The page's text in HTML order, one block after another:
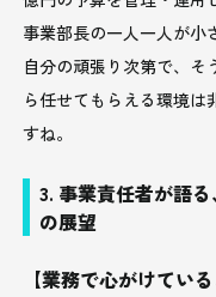
事業部長の一人一人が小
自分の頑張り次第で、
ら任せてもらえる環境は
すね。
3. 事業責任者が語
の展望
【業務で心がけている